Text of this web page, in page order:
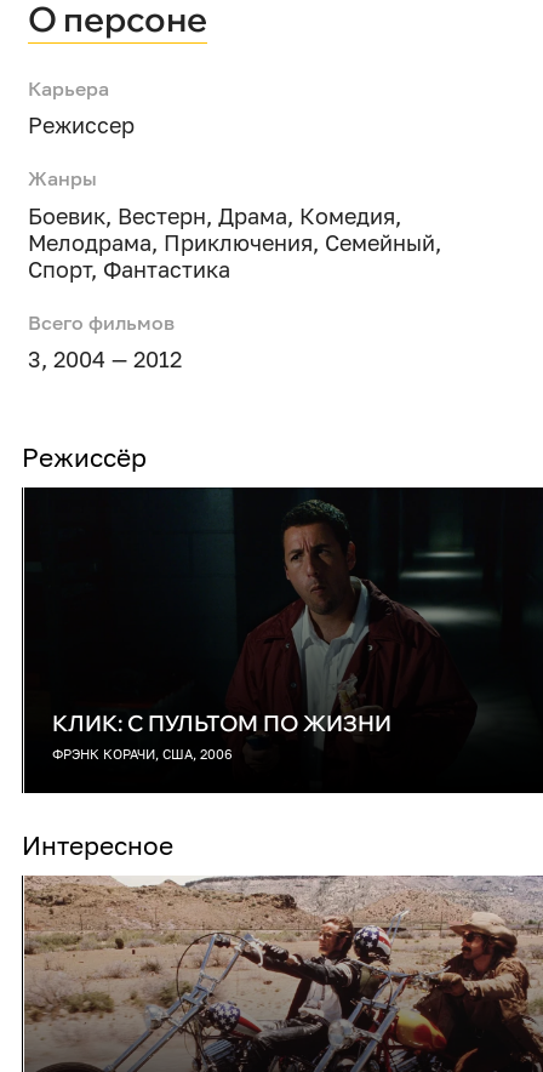
О персоне
Карьера
Режиссер
Жанры
Боевик, Вестерн, Драма, Комедия,
Мелодрама, Приключения, Семейный,
Спорт, Фантастика
Всего фильмов
3, 2004 — 2012
Режиссёр
КЛИК: С ПУЛЬТОМ ПО ЖИЗНИ
ФРЭНК КОРАЧИ, США, 2006
Интересное